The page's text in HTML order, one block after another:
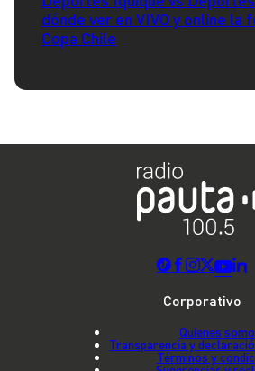
dónde ver en VIVO y online la
Copa Chile
Corporativo
Quienes
Transparencia y
Términos y